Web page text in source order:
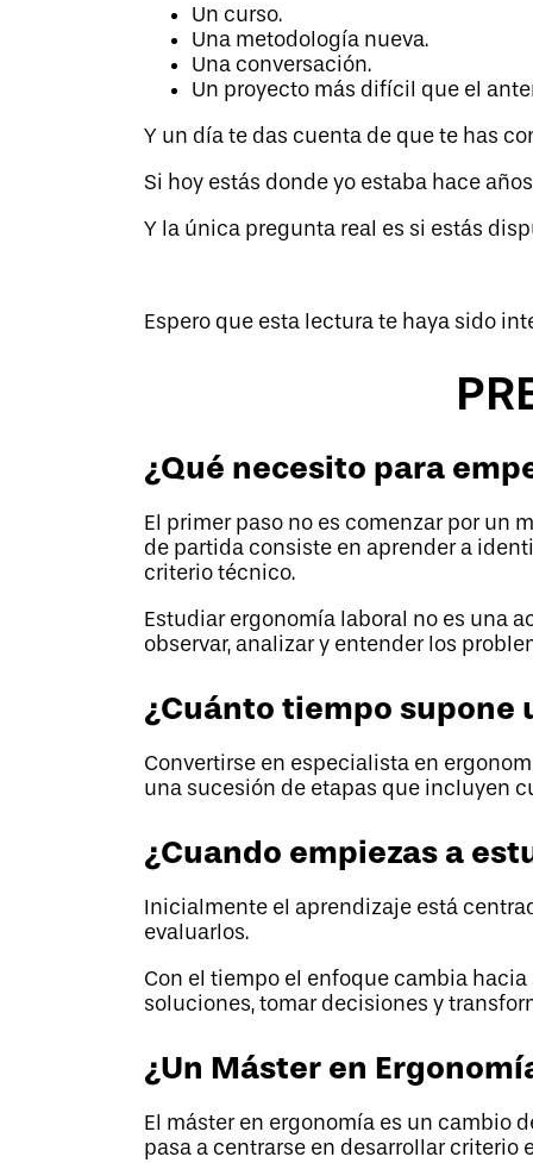
Un curso.
Una metodología nueva.
Una conversación.
Un proyecto más difícil que el
Y un día te das cuenta de que te has
Si hoy estás donde yo estaba hace
Y la única pregunta real es si estás
Espero que esta lectura te haya sido
¿Qué necesito para
El primer paso no es comenzar por un
de partida consiste en aprender a
criterio técnico.
Estudiar ergonomía laboral no es una
observar, analizar y entender los
¿Cuánto tiempo supone
Convertirse en especialista en
una sucesión de etapas que incluyen
¿Cuando empiezas a
Inicialmente el aprendizaje está
evaluarlos.
Con el tiempo el enfoque cambia
soluciones, tomar decisiones y
¿Un Máster en
El máster en ergonomía es un cambio
pasa a centrarse en desarrollar criterio